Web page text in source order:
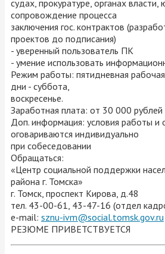
судах, прокуратуре, органах власти,
сопровождение процесса
заключения гос. контрактов
проектов до подписания)
- уверенный пользователь ПК
- умение использовать
Режим работы: пятидневная
дни - суббота,
воскресенье.
Заработная плата: от 30 000 рублей
Доп. информация: условия работы и
оговариваются индивидуально
при собеседовании
Обращаться:
«Центр социальной поддержки
района г. Томска»
г. Томск, проспект Кирова, д.48
тел. 43-00-61, 43-47-16 (отдел
e-mail: sznu-ivm@social.tomsk.gov.ru
РЕЗЮМЕ ПРИВЕТСТВУЕТСЯ